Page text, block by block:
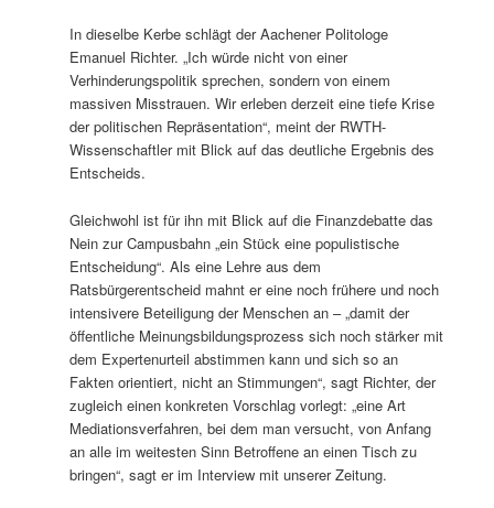
In dieselbe Kerbe schlägt der Aachener Politologe
Emanuel Richter. „Ich würde nicht von einer
Verhinderungspolitik sprechen, sondern von einem
massiven Misstrauen. Wir erleben derzeit eine tiefe Krise
der politischen Repräsentation“, meint der RWTH-
Wissenschaftler mit Blick auf das deutliche Ergebnis des
Entscheids.
Gleichwohl ist für ihn mit Blick auf die Finanzdebatte das
Nein zur Campusbahn „ein Stück eine populistische
Entscheidung“. Als eine Lehre aus dem
Ratsbürgerentscheid mahnt er eine noch frühere und noch
intensivere Beteiligung der Menschen an – „damit der
öffentliche Meinungsbildungsprozess sich noch stärker mit
dem Expertenurteil abstimmen kann und sich so an
Fakten orientiert, nicht an Stimmungen“, sagt Richter, der
zugleich einen konkreten Vorschlag vorlegt: „eine Art
Mediationsverfahren, bei dem man versucht, von Anfang
an alle im weitesten Sinn Betroffene an einen Tisch zu
bringen“, sagt er im Interview mit unserer Zeitung.